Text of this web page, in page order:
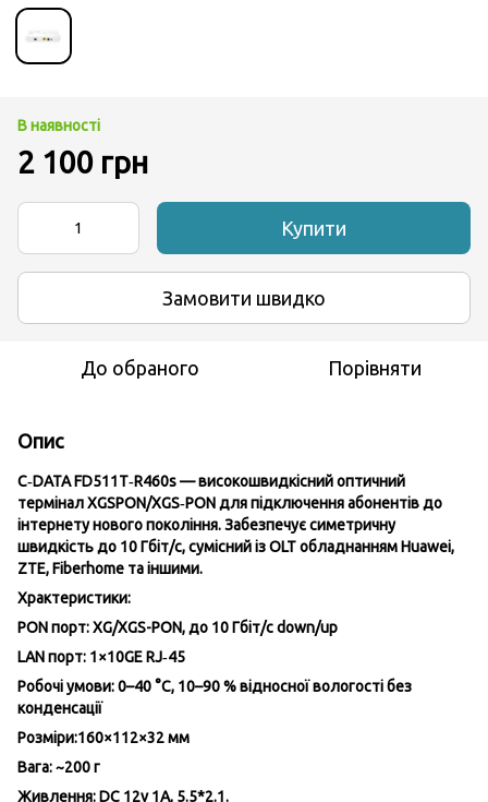
В наявності
2 100 грн
Купити
Замовити швидко
До обраного Порівняти
Опис
C‑DATA FD511T‑R460s— високошвидкісний оптичний
термінал XGSPON/XGS‑PON для підключення абонентів до
інтернету нового покоління. Забезпечує симетричну
швидкість до 10 Гбіт/с, сумісний із OLT обладнанням Huawei,
ZTE, Fiberhome та іншими.
Храктеристики:
PON порт: XG/XGS-PON, до 10 Гбіт/с down/up
LAN порт: 1×10GE RJ‑45
Робочі умови: 0–40 °C, 10–90 % відносної вологості без
конденсації
Розміри:160×112×32 мм
Вага: ~200 г
Живлення: DC 12v 1A, 5.5*2.1.